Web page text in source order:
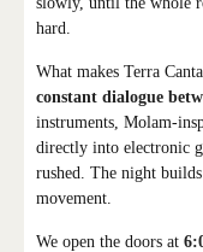
hard.
What makes Terra
constant dialogue
instruments, Molam-
directly into electronic
rushed. The night
movement.
We open the doors at